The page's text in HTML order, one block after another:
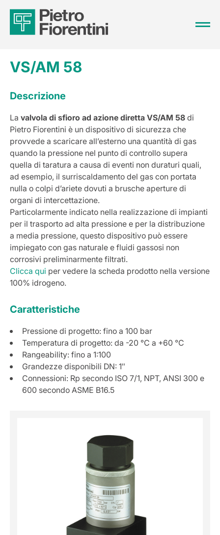
VS/AM 58
Descrizione
La valvola di sfioro ad azione diretta VS/AM 58 di
Pietro Fiorentini è un dispositivo di sicurezza che
provvede a scaricare all’esterno una quantità di gas
quando la pressione nel punto di controllo supera
quella di taratura a causa di eventi non duraturi quali,
ad esempio, il surriscaldamento del gas con portata
nulla o colpi d’ariete dovuti a brusche aperture di
organi di intercettazione.
Particolarmente indicato nella realizzazione di impianti
per il trasporto ad alta pressione e per la distribuzione
a media pressione, questo dispositivo può essere
impiegato con gas naturale e fluidi gassosi non
corrosivi preliminarmente filtrati.
Clicca qui per vedere la scheda prodotto nella versione
100% idrogeno.
Caratteristiche
Pressione di progetto: fino a 100 bar
Temperatura di progetto: da -20 °C a +60 °C
Rangeability: fino a 1:100
Grandezze disponibili DN: 1″
Connessioni: Rp secondo ISO 7/1, NPT, ANSI 300 e
600 secondo ASME B16.5